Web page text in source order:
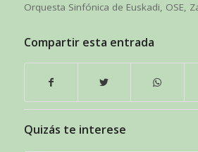
Orquesta Sinfónica de Euskadi OSE,
Compartir esta entrada
Quizás te interese